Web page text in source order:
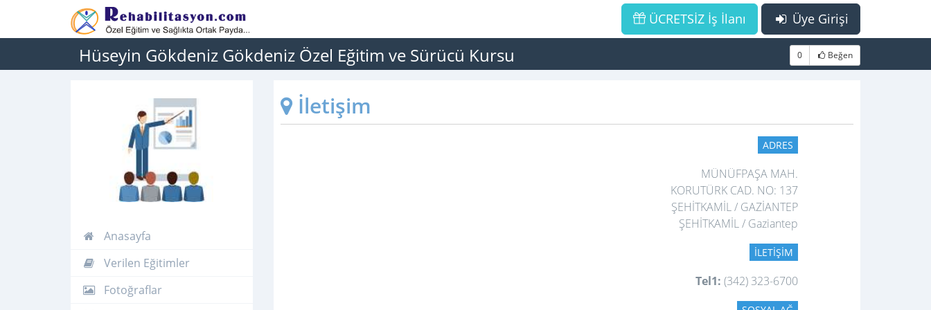
Üye Girişi
ÜCRETSİZ İş İlanı
Hüseyin Gökdeniz Gökdeniz Özel Eğitim ve Sürücü Kursu 0 Beğen
Anasayfa
Verilen Eğitimler
Fotoğraflar
İletişim
ADRES
MÜNÜFPAŞA MAH.
KORUTÜRK CAD. NO: 137
ŞEHİTKAMİL / GAZİANTEP
ŞEHİTKAMİL / Gaziantep
İLETIŞIM
Tel1: (342) 323-6700